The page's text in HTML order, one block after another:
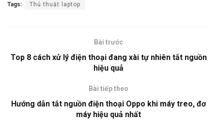
Tags: Thủ thuật laptop
Bài trước
Top 8 cách xử lý điện thoại đang xài tự nhiên tắt nguồn
hiệu quả
Bài tiếp theo
Hướng dẫn tắt nguồn điện thoại Oppo khi máy treo, đơ
máy hiệu quả nhất